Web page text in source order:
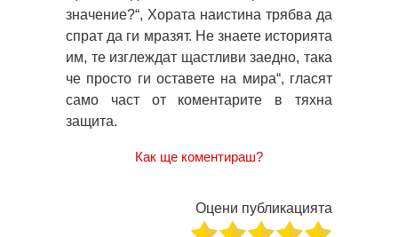
значение?“, Хората наистина трябва да
спрат да ги мразят. Не знаете историята
им, те изглеждат щастливи заедно, така
че просто ги оставете на мира“, гласят
само част от коментарите в тяхна
защита.
Как ще коментираш?
Оцени публикацията